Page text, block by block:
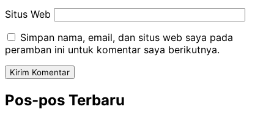
Situs Web
Simpan nama, email, dan situs web saya pada
peramban ini untuk komentar saya berikutnya.
Pos-pos Terbaru